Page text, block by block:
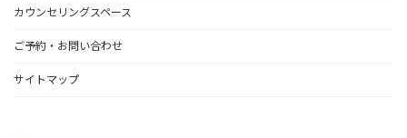
カウンセリングスペース
ご予約・お問い合わせ
サイトマップ